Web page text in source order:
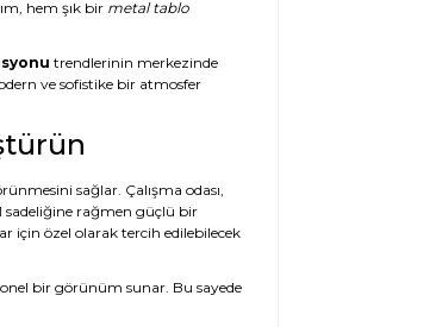
hem şık bir metal tablo
trendlerinin merkezinde
ve sofistike bir atmosfer
sağlar. Çalışma odası,
sadeliğine rağmen güçlü bir
için özel olarak tercih edilebilecek
bir görünüm sunar. Bu sayede